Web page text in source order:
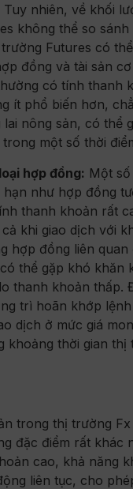
Tuy nhiên, về khối
không thể so sánh
Futures có
đồng và tài sản
có tính thanh
ít phổ biến hơn,
nông sản, có thể
một số thời
hợp đồng: Một
như hợp đồng
thanh khoản rất
khi giao dịch với
hợp đồng liên quan
thể gặp khó khăn
thanh khoản thấp.
trì hoãn khớp
dịch ở mức giá
khoảng thời gian thị
trong thị trường
đặc điểm rất khác
cao, khả năng
liên tục, cho